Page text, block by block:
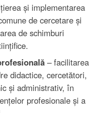
și implementarea
de cercetare și
de schimburi
– facilitarea
didactice, cercetători,
și administrativ, în
profesionale și a